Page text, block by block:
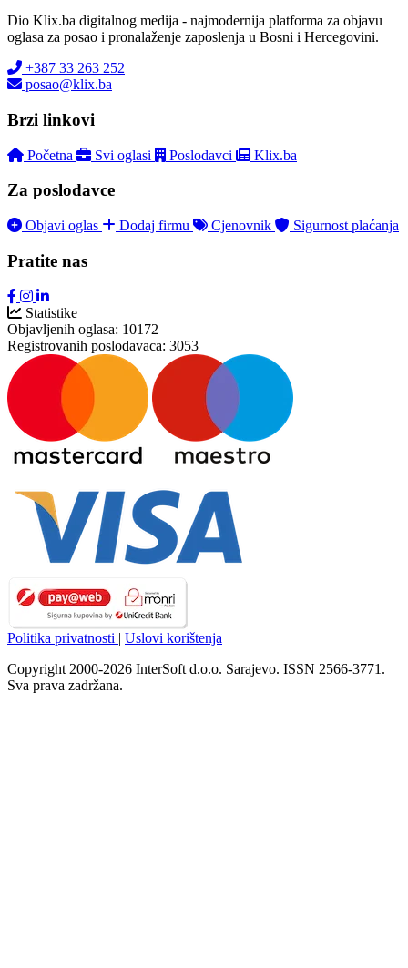
Dio Klix.ba digitalnog medija - najmodernija platforma za objavu
oglasa za posao i pronalaženje zaposlenja u Bosni i Hercegovini.
+387 33 263 252
posao@klix.ba
Brzi linkovi
Početna Svi oglasi Poslodavci Klix.ba
Za poslodavce
Objavi oglas Dodaj firmu Cjenovnik Sigurnost plaćanja
Pratite nas
Statistike
Objavljenih oglasa: 10172
Registrovanih poslodavaca: 3053
Politika privatnosti | Uslovi korištenja
Copyright 2000-2026 InterSoft d.o.o. Sarajevo. ISSN 2566-3771.
Sva prava zadržana.